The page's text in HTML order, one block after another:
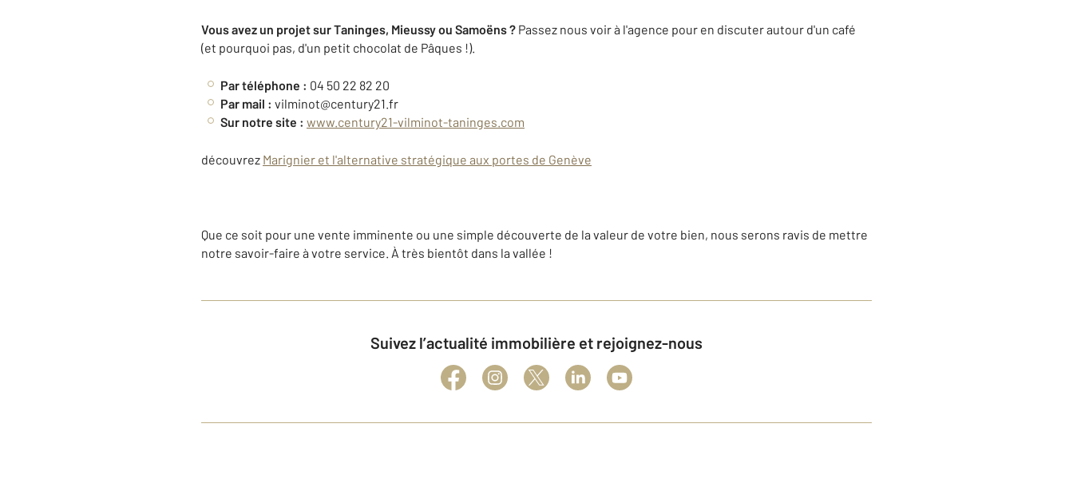
Vous avez un projet sur Taninges, Mieussy ou Samoëns ? Passez nous voir à l'agence pour en discuter autour d'un café
(et pourquoi pas, d'un petit chocolat de Pâques !).
Par téléphone : 04 50 22 82 20
Par mail : vilminot@century21.fr
Sur notre site : www.century21-vilminot-taninges.com
découvrez Marignier et l'alternative stratégique aux portes de Genève
Que ce soit pour une vente imminente ou une simple découverte de la valeur de votre bien, nous serons ravis de mettre
notre savoir-faire à votre service. À très bientôt dans la vallée !
Suivez l’actualité immobilière et rejoignez-nous